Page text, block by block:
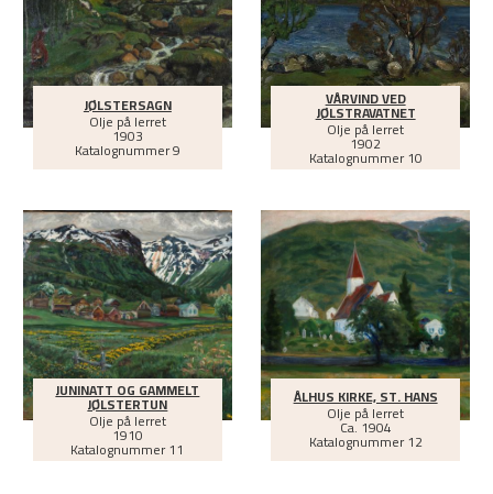
JØLSTERSAGN
Olje på lerret
1903
Katalognummer 9
VÅRVIND VED
JØLSTRAVATNET
Olje på lerret
1902
Katalognummer 10
JUNINATT OG GAMMELT
JØLSTERTUN
Olje på lerret
1910
Katalognummer 11
ÅLHUS KIRKE, ST. HANS
Olje på lerret
Ca. 1904
Katalognummer 12